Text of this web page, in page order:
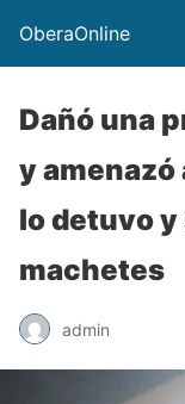
OberaOnline
Dañó una
y
lo detuvo
machetes
admin